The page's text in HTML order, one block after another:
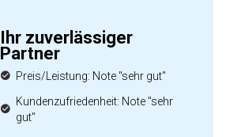
Ihr zuverlässiger
Partner
Preis/Leistung: Note "sehr gut"
Kundenzufriedenheit: Note "sehr
gut"